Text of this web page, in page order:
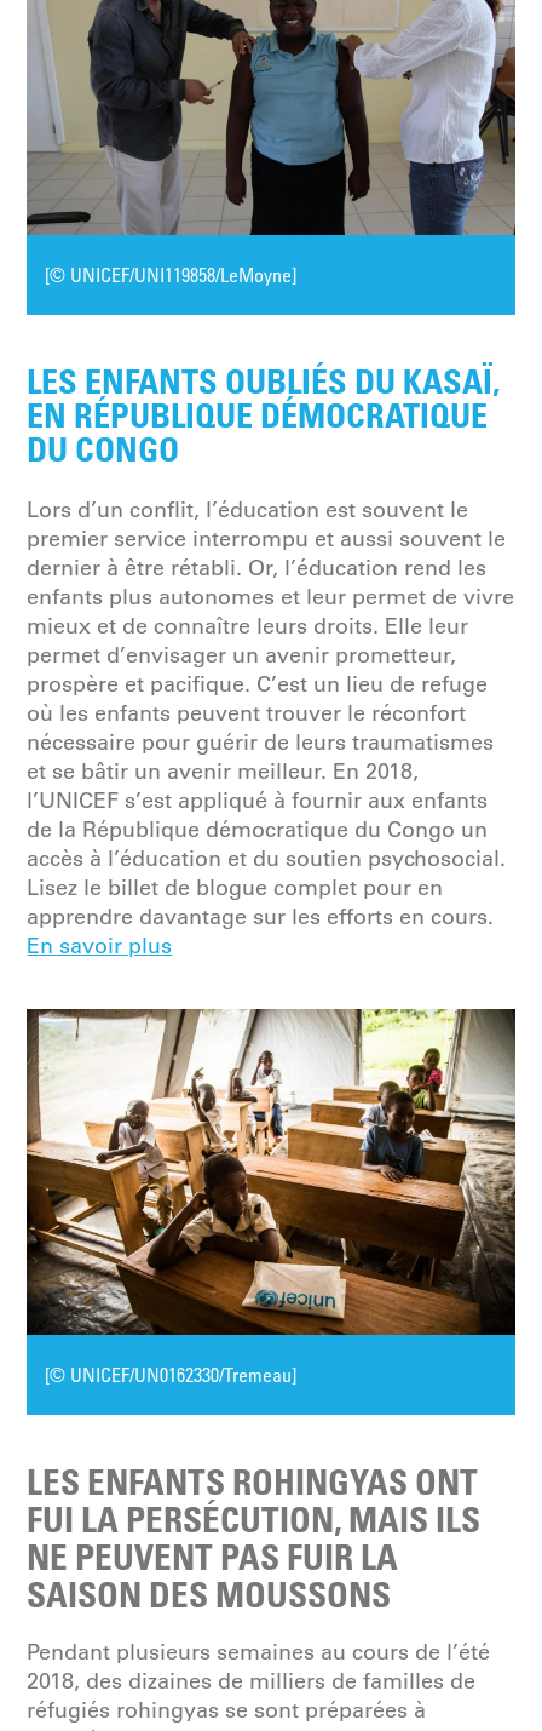
[© UNICEF/UNI119858/LeMoyne]
LES ENFANTS OUBLIÉS DU KASAÏ,
EN RÉPUBLIQUE DÉMOCRATIQUE
DU CONGO
Lors d’un conflit, l’éducation est souvent le
premier service interrompu et aussi souvent le
dernier à être rétabli. Or, l’éducation rend les
enfants plus autonomes et leur permet de vivre
mieux et de connaître leurs droits. Elle leur
permet d’envisager un avenir prometteur,
prospère et pacifique. C’est un lieu de refuge
où les enfants peuvent trouver le réconfort
nécessaire pour guérir de leurs traumatismes
et se bâtir un avenir meilleur. En 2018,
l’UNICEF s’est appliqué à fournir aux enfants
de la République démocratique du Congo un
accès à l’éducation et du soutien psychosocial.
Lisez le billet de blogue complet pour en
apprendre davantage sur les efforts en cours.
En savoir plus
[© UNICEF/UN0162330/Tremeau]
LES ENFANTS ROHINGYAS ONT
FUI LA PERSÉCUTION, MAIS ILS
NE PEUVENT PAS FUIR LA
SAISON DES MOUSSONS
Pendant plusieurs semaines au cours de l’été
2018, des dizaines de milliers de familles de
réfugiés rohingyas se sont préparées à